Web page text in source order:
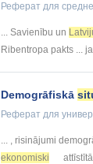
Реферат для
... Savienību un
Ribentropa pakts ...
Demogrāfiskā
Реферат для
... , risinājumi
ekonomiski